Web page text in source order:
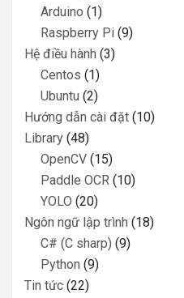
Arduino (1)
Raspberry Pi (9)
Hệ điều hành (3)
Centos (1)
Ubuntu (2)
Hướng dẫn cài đặt (10)
Library (48)
OpenCV (15)
Paddle OCR (10)
YOLO (20)
Ngôn ngữ lập trình (18)
C# (C sharp) (9)
Python (9)
Tin tức (22)